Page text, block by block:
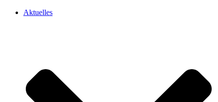
Aktuelles